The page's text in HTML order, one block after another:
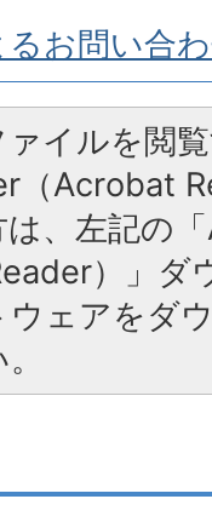
お問い合
ァイルを閲
（Acrobat
、左記の
）」ダ
ウェアをダ